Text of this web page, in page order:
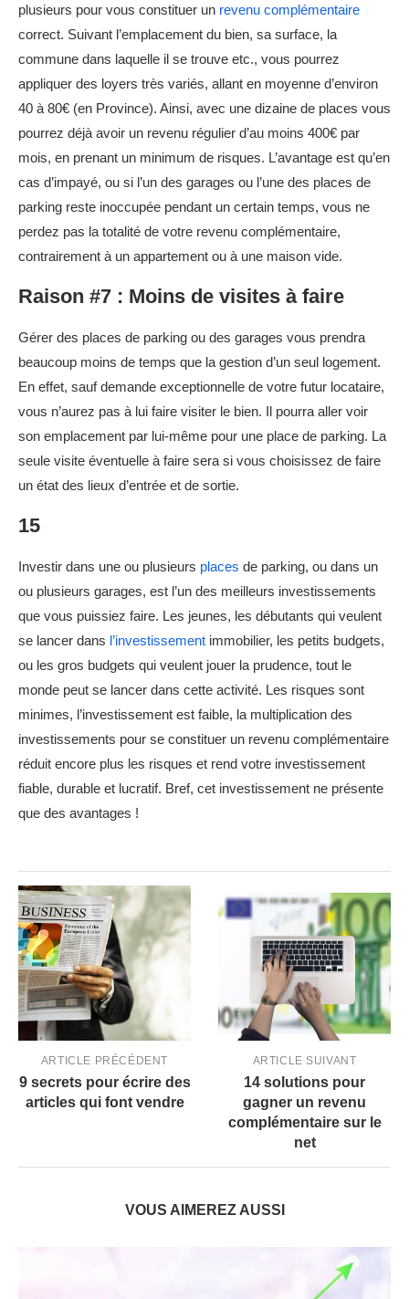
plusieurs pour vous constituer un revenu complémentaire
correct. Suivant l’emplacement du bien, sa surface, la
commune dans laquelle il se trouve etc., vous pourrez
appliquer des loyers très variés, allant en moyenne d’environ
40 à 80€ (en Province). Ainsi, avec une dizaine de places vous
pourrez déjà avoir un revenu régulier d’au moins 400€ par
mois, en prenant un minimum de risques. L’avantage est qu’en
cas d’impayé, ou si l’un des garages ou l’une des places de
parking reste inoccupée pendant un certain temps, vous ne
perdez pas la totalité de votre revenu complémentaire,
contrairement à un appartement ou à une maison vide.
Raison #7 : Moins de visites à faire
Gérer des places de parking ou des garages vous prendra
beaucoup moins de temps que la gestion d’un seul logement.
En effet, sauf demande exceptionnelle de votre futur locataire,
vous n’aurez pas à lui faire visiter le bien. Il pourra aller voir
son emplacement par lui-même pour une place de parking. La
seule visite éventuelle à faire sera si vous choisissez de faire
un état des lieux d’entrée et de sortie.
15
Investir dans une ou plusieurs places de parking, ou dans un
ou plusieurs garages, est l’un des meilleurs investissements
que vous puissiez faire. Les jeunes, les débutants qui veulent
se lancer dans l’investissement immobilier, les petits budgets,
ou les gros budgets qui veulent jouer la prudence, tout le
monde peut se lancer dans cette activité. Les risques sont
minimes, l’investissement est faible, la multiplication des
investissements pour se constituer un revenu complémentaire
réduit encore plus les risques et rend votre investissement
fiable, durable et lucratif. Bref, cet investissement ne présente
que des avantages !
ARTICLE PRÉCÉDENT
9 secrets pour écrire des
articles qui font vendre
ARTICLE SUIVANT
14 solutions pour
gagner un revenu
complémentaire sur le
net
VOUS AIMEREZ AUSSI